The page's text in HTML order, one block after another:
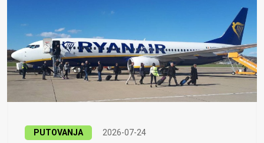
PUTOVANJA 2026-07-24